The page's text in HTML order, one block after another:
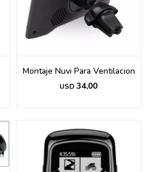
Montaje Nuvi Para Ventilacion
USD 34,00